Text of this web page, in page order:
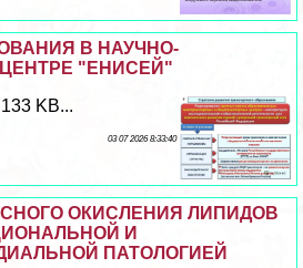
В НАУЧНО-
"ЕНИСЕЙ"
KB...
03 07 2026 8:33:40
ОКИСЛЕНИЯ ЛИПИДОВ
И
ПАТОЛОГИЕЙ